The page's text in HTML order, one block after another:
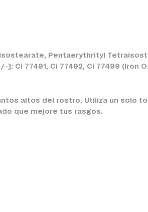
Pentaerythrityl
Ci 77491, Ci 77492, Ci 77499 (Iron
altos del rostro. Utiliza un solo
que mejore tus rasgos.